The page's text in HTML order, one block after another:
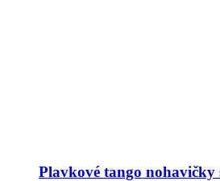
Plavkové tango